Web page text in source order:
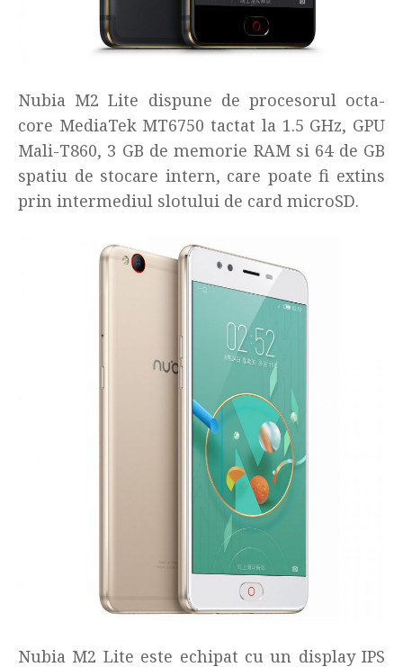
Nubia M2 Lite dispune de procesorul octa-
core MediaTek MT6750 tactat la 1.5 GHz, GPU
Mali-T860, 3 GB de memorie RAM si 64 de GB
spatiu de stocare intern, care poate fi extins
prin intermediul slotului de card microSD.
Nubia M2 Lite este echipat cu un display IPS